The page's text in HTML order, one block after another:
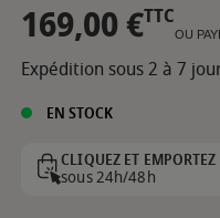
169,00 €TTC
OU
Expédition sous 2 à 7
EN STOCK
CLIQUEZ ET EMPORTEZ
sous 24h/48h